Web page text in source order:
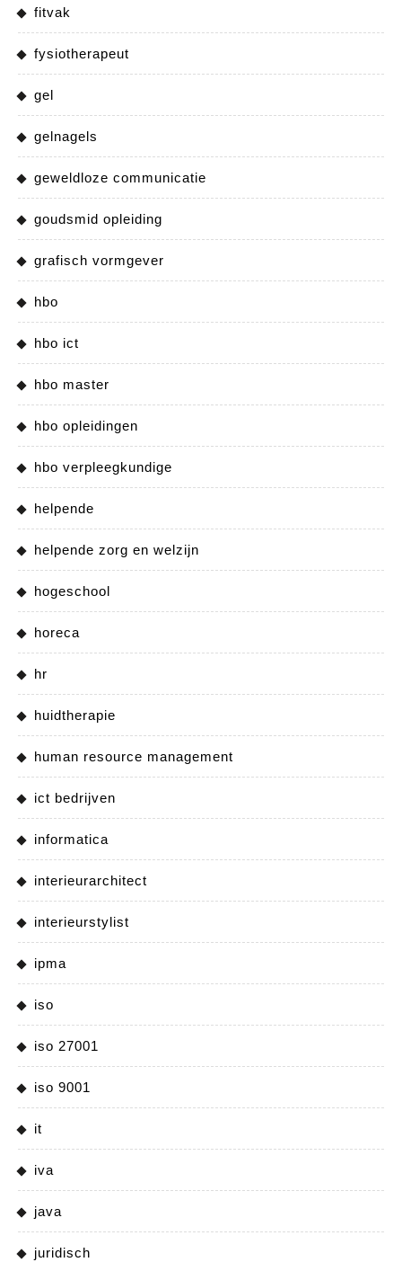
fitvak
fysiotherapeut
gel
gelnagels
geweldloze communicatie
goudsmid opleiding
grafisch vormgever
hbo
hbo ict
hbo master
hbo opleidingen
hbo verpleegkundige
helpende
helpende zorg en welzijn
hogeschool
horeca
hr
huidtherapie
human resource management
ict bedrijven
informatica
interieurarchitect
interieurstylist
ipma
iso
iso 27001
iso 9001
it
iva
java
juridisch